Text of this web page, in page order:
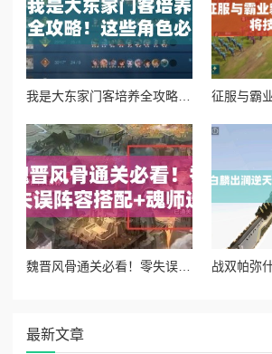
我是大东家门客培养全攻略！这些角色必练，爆肝实测最强阵容
最新文章